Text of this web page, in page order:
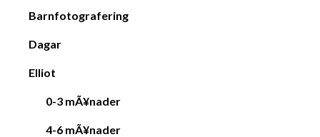
Barnfotografering
Dagar
Elliot
0-3 mÃ¥nader
4-6 mÃ¥nader